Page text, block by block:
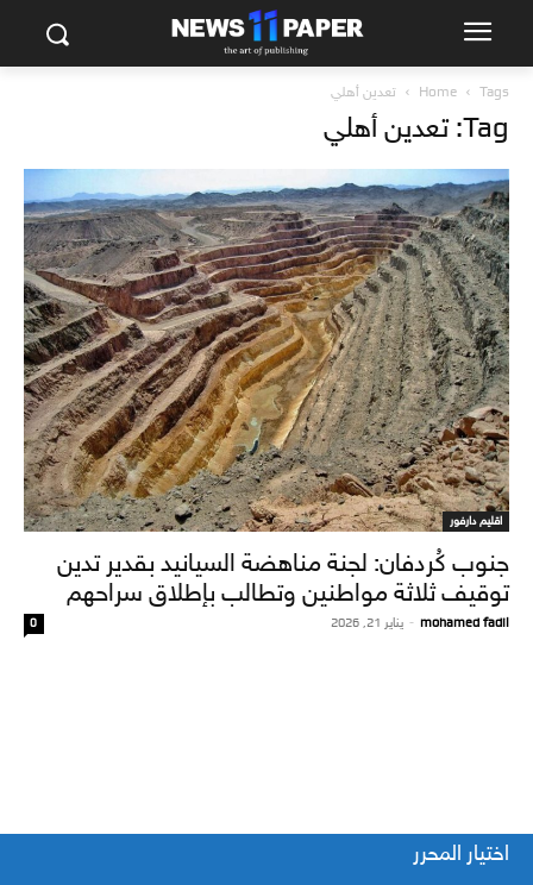
Home Tags تعدين أهلي
Tag: تعدين أهلي
اقليم دارفور
جنوب كُردفان: لجنة مناهضة السيانيد بقدير تدين
توقيف ثلاثة مواطنين وتطالب بإطلاق سراحهم
mohamed fadil
- يناير 21, 2026 0
اختيار المحرر